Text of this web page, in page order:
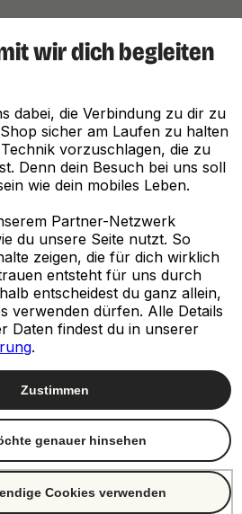
wir dich begleiten
dabei, die Verbindung zu dir zu
sicher am Laufen zu halten
vorzuschlagen, die zu
Denn dein Besuch bei uns soll
wie dein mobiles Leben.
Partner-Netzwerk
du unsere Seite nutzt. So
zeigen, die für dich wirklich
entsteht für uns durch
entscheidest du ganz allein,
verwenden dürfen. Alle Details
Daten findest du in unserer
.
Cookies verwenden
genauer hinsehen
Zustimmen